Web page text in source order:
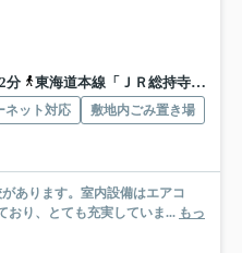
分
東海道本線「ＪＲ総持寺」駅 徒歩15分
ネット対応
敷地内ごみ置き場
あります。室内設備はエアコ
おり、とても充実していま... もっ